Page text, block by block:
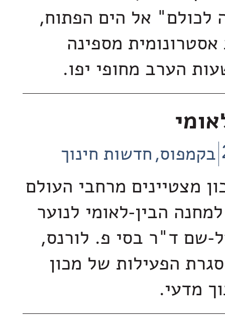
לכולם" אל הים הפתוח,
אסטרונומית מספינה
הערב מחופי יפו.
בקמפוס חדשות חינוך
מצטיינים מרחבי העולם
הבין-לאומי לנוער
שם ד"ר בסי פ. לורנס,
הפעילות של מכון
מדעי.